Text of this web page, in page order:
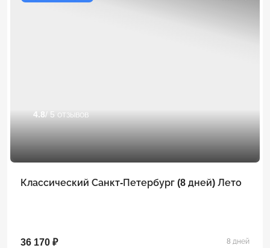
4.8/ 5 отзывов
Классический Санкт-Петербург (8 дней) Лето
36 170 ₽ 8 дней